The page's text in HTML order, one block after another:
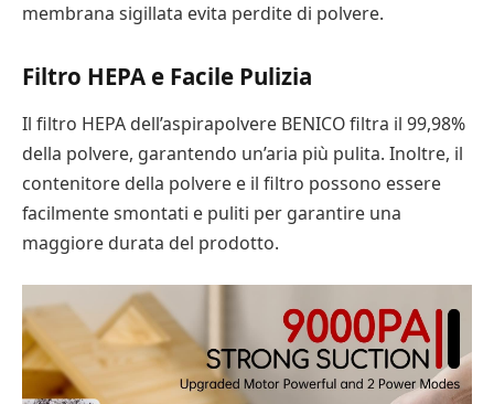
membrana sigillata evita perdite di polvere.
Filtro HEPA e Facile Pulizia
Il filtro HEPA dell’aspirapolvere BENICO filtra il 99,98%
della polvere, garantendo un’aria più pulita. Inoltre, il
contenitore della polvere e il filtro possono essere
facilmente smontati e puliti per garantire una
maggiore durata del prodotto.